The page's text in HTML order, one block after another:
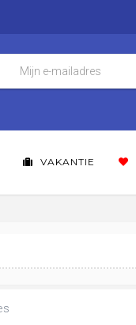
VAKANTIE